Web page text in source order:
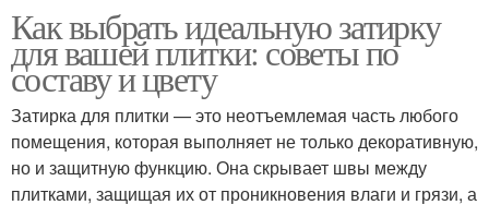
Как выбрать идеальную затирку
для вашей плитки: советы по
составу и цвету
Затирка для плитки — это неотъемлемая часть любого
помещения, которая выполняет не только декоративную,
но и защитную функцию. Она скрывает швы между
плитками, защищая их от проникновения влаги и грязи, а